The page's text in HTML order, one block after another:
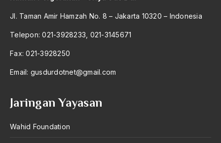
APEC
Jl. Taman Amir Hamzah No. 8 – Jakarta 10320 – Indonesia
Telepon: 021-3928233, 021-3145671
Fax: 021-3928250
Email: gusdurdotnet@gmail.com
Jaringan Yayasan
Wahid Foundation